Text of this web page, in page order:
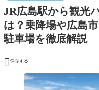
JR広島駅から観光
は？乗降場や広島
駐車場を徹底解説
 保存する